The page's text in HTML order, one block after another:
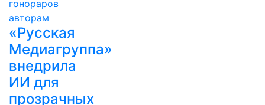
«Русская
Медиагруппа»
внедрила
ИИ для
прозрачных